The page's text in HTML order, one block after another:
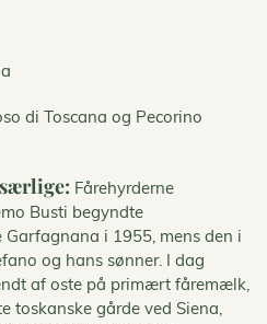
di Toscana og Pecorino
Fårehyrderne
Busti begyndte
i 1955, mens den i
og hans sønner. I dag
af oste på primært fåremælk,
toskanske gårde ved Siena,